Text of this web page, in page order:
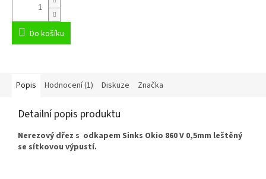
Do košíku
Popis Hodnocení (1) Diskuze Značka
Detailní popis produktu
Nerezový dřez s odkapem Sinks Okio 860 V 0,5mm leštěný
se sítkovou výpustí.